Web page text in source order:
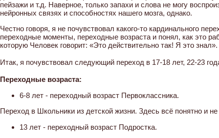
пейзажи и т.д. Наверное, только запахи и слова не могу
нейронных связях и способностях нашего мозга, однако.
Честно говоря, я не почувствовал какого-то кардинального
переходные моменты, переходные возраста и понял, как это
которую Человек говорит: «Это действительно так! Я это знал».
Итак, я почувствовал следующий переход в 17-18 лет, 22-23
Переходные возраста:
6-8 лет - переходный возраст Первоклассника.
Переход в Школьники из детской жизни. Здесь всё понятно и
13 лет - переходный возраст Подростка.